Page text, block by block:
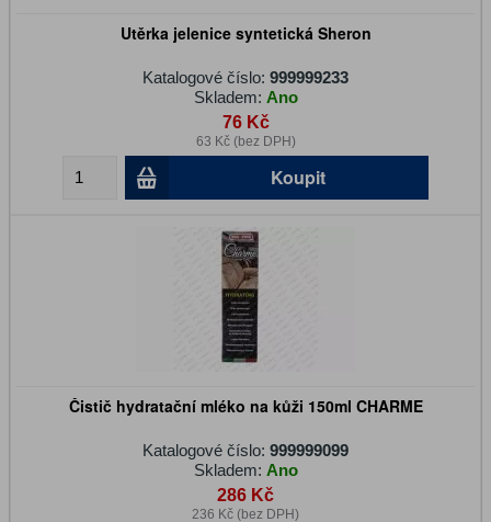
Utěrka jelenice syntetická Sheron
Katalogové číslo: 999999233
Skladem: Ano
76 Kč
63 Kč (bez DPH)
Koupit
Čistič hydratační mléko na kůži 150ml CHARME
Katalogové číslo: 999999099
Skladem: Ano
286 Kč
236 Kč (bez DPH)